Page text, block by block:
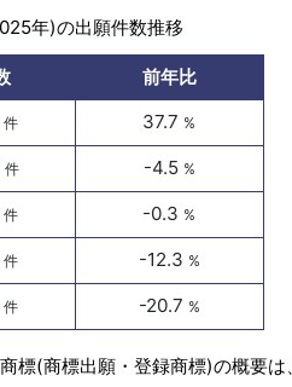
年)の出願件数推移
前年比
件 37.7 %
件 -4.5 %
件 -0.3 %
件 -12.3 %
件 -20.7 %
(商標出願・登録商標)の概要は